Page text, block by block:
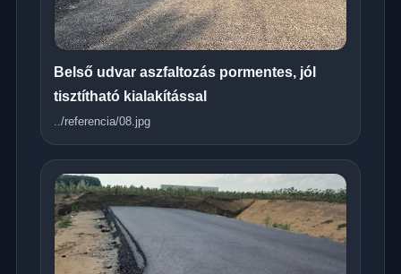
Belső udvar aszfaltozás pormentes, jól
tisztítható kialakítással
../referencia/08.jpg